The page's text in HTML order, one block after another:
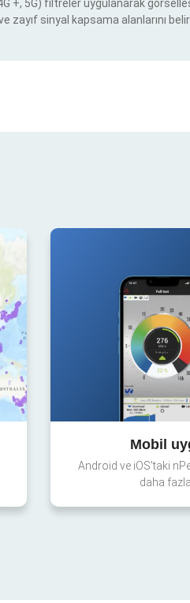
+, 5G) filtreler uygulanarak
zayıf sinyal kapsama alanlarını
Mobil
Android ve iOS'taki
daha